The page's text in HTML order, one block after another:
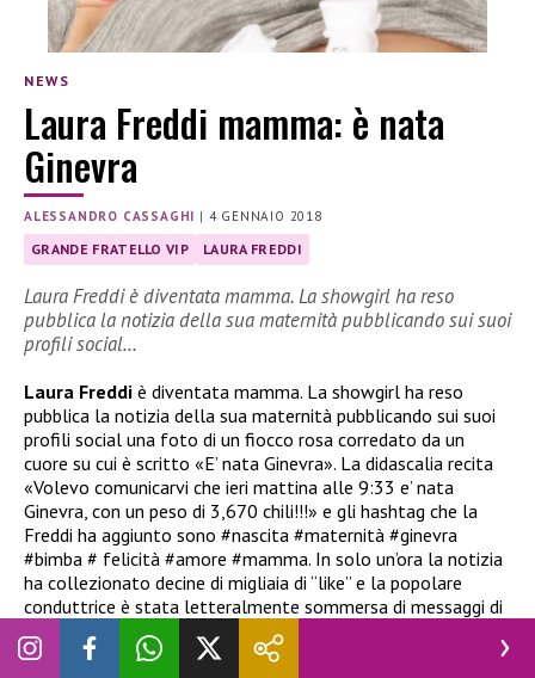
NEWS
Laura Freddi mamma: è nata
Ginevra
ALESSANDRO CASSAGHI | 4 GENNAIO 2018
GRANDE FRATELLO VIP LAURA FREDDI
Laura Freddi è diventata mamma. La showgirl ha reso
pubblica la notizia della sua maternità pubblicando sui suoi
profili social…
Laura Freddi è diventata mamma. La showgirl ha reso
pubblica la notizia della sua maternità pubblicando sui suoi
profili social una foto di un fiocco rosa corredato da un
cuore su cui è scritto «E’ nata Ginevra». La didascalia recita
«Volevo comunicarvi che ieri mattina alle 9:33 e’ nata
Ginevra, con un peso di 3,670 chili!!!» e gli hashtag che la
Freddi ha aggiunto sono #nascita #maternità #ginevra
#bimba # felicità #amore #mamma. In solo un’ora la notizia
ha collezionato decine di migliaia di “like” e la popolare
conduttrice è stata letteralmente sommersa di messaggi di
auguri.